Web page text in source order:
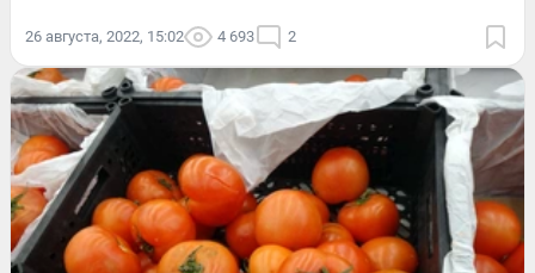
26 августа, 2022, 15:02 4 693 2